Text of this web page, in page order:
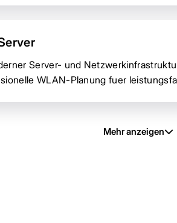
Server- und
WLAN-Planung fuer
Mehr anzeigen